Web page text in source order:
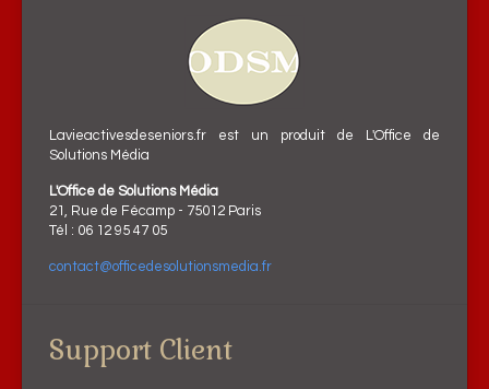
Lavieactivesdeseniors.fr est un produit de L'Office de
Solutions Média
L'Office de Solutions Média
21, Rue de Fécamp - 75012 Paris
Tél : 06 12 95 47 05
contact@officedesolutionsmedia.fr
Support Client